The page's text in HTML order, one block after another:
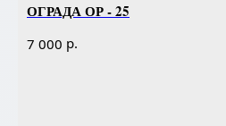
ОГРАДА ОР - 25
7 000 р.